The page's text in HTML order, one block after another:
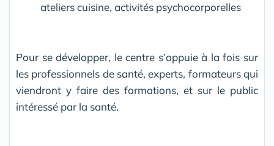
ateliers cuisine, activités psychocorporelles
Pour se développer, le centre s’appuie à la fois sur
les professionnels de santé, experts, formateurs qui
viendront y faire des formations, et sur le public
intéressé par la santé.